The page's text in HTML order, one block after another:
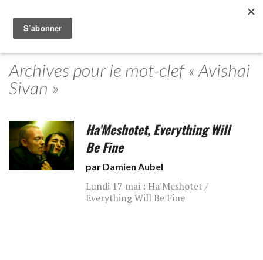
Archives pour le mot-clef « Avishai
Sivan »
Ha’Meshotet, Everything Will
Be Fine
par Damien Aubel
Lundi 17 mai : Ha'Meshotet /
Everything Will Be Fine